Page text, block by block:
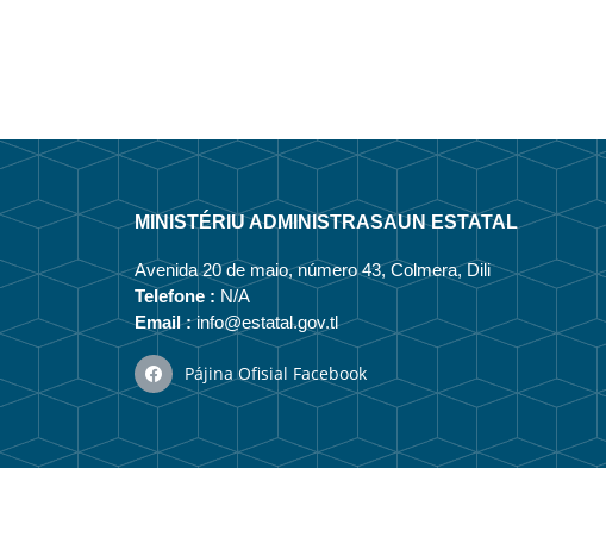
MINISTÉRIU ADMINISTRASAUN ESTATAL
Avenida 20 de maio, número 43, Colmera, Dili
Telefone : N/A
Email :info@estatal.gov.tl
Pájina Ofisial Facebook